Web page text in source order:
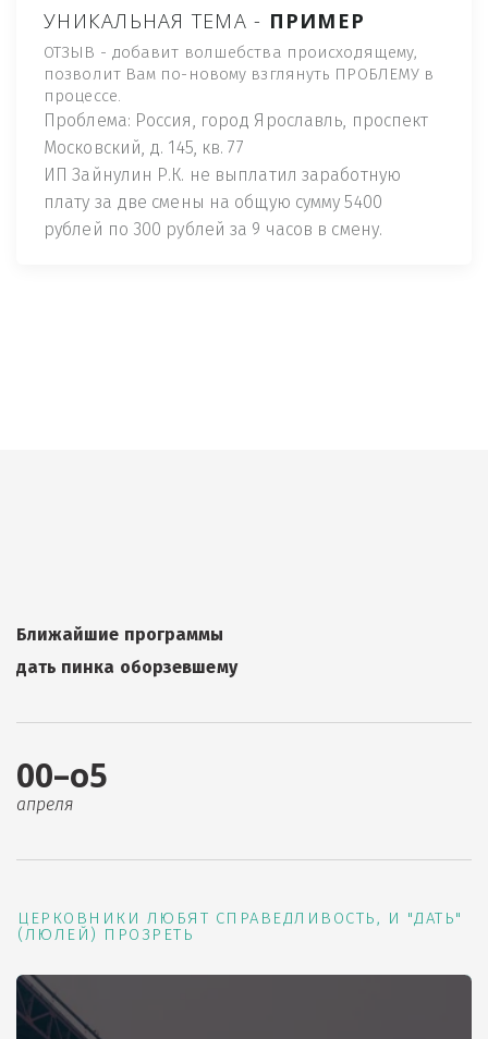
УНИКАЛЬНАЯ ТЕМА - ПРИМЕР
ОТЗЫВ - добавит волшебства происходящему,
позволит Вам по-новому взглянуть ПРОБЛЕМУ в
процессе.
Проблема: Россия, город Ярославль, проспект
Московский, д. 145, кв. 77
ИП Зайнулин Р.К. не выплатил заработную
плату за две смены на общую сумму 5400
рублей по 300 рублей за 9 часов в смену.
Ближайшие программы
дать пинка оборзевшему
00–о5
апреля
ЦЕРКОВНИКИ ЛЮБЯТ СПРАВЕДЛИВОСТЬ, И "ДАТЬ"
(ЛЮЛЕЙ) ПРОЗРЕТЬ